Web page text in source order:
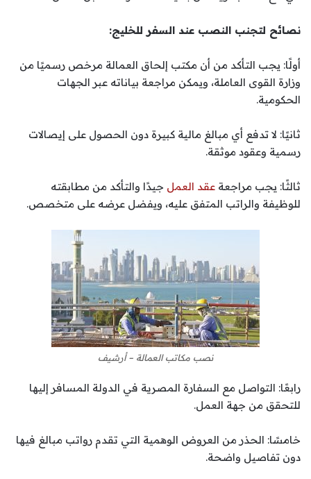
نصائح لتجنب النصب عند السفر للخليج:
أولًا: يجب التأكد من أن مكتب إلحاق العمالة مرخص رسميًا من
وزارة القوى العاملة، ويمكن مراجعة بياناته عبر الجهات
الحكومية.
ثانيًا: لا تدفع أي مبالغ مالية كبيرة دون الحصول على إيصالات
رسمية وعقود موثقة.
ثالثًا: يجب مراجعة عقد العمل جيدًا والتأكد من مطابقته
للوظيفة والراتب المتفق عليه، ويفضل عرضه على متخصص.
نصب مكاتب العمالة – أرشيف
رابعًا: التواصل مع السفارة المصرية في الدولة المسافر إليها
للتحقق من جهة العمل.
خامسًا: الحذر من العروض الوهمية التي تقدم رواتب مبالغ فيها
دون تفاصيل واضحة.